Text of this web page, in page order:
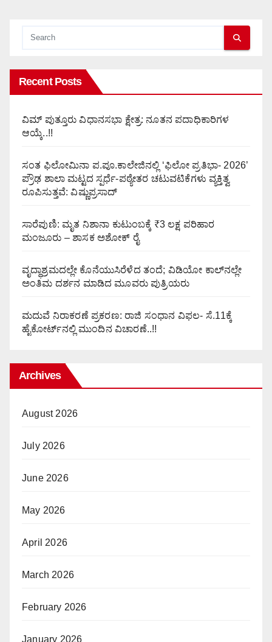
Recent Posts
ವಿಮ್ ಪುತ್ತೂರು ವಿಧಾನಸಭಾ ಕ್ಷೇತ್ರ: ನೂತನ ಪದಾಧಿಕಾರಿಗಳ
ಆಯ್ಕೆ..!!
ಸಂತ ಫಿಲೋಮಿನಾ ಪ.ಪೂ.ಕಾಲೇಜಿನಲ್ಲಿ ‘ಫಿಲೋ ಪ್ರತಿಭಾ- 2026’
ಪ್ರೌಢ ಶಾಲಾ ಮಟ್ಟದ ಸ್ಪರ್ಧೆ-ಪಠ್ಯೇತರ ಚಟುವಟಿಕೆಗಳು ವ್ಯಕ್ತಿತ್ವ
ರೂಪಿಸುತ್ತವೆ: ವಿಷ್ಣುಪ್ರಸಾದ್
ಸಾರೆಪುಣಿ: ಮೃತ ನಿಶಾನಾ ಕುಟುಂಬಕ್ಕೆ ₹3 ಲಕ್ಷ ಪರಿಹಾರ
ಮಂಜೂರು – ಶಾಸಕ ಅಶೋಕ್ ರೈ
ವೃದ್ಧಾಶ್ರಮದಲ್ಲೇ ಕೊನೆಯುಸಿರೆಳೆದ ತಂದೆ; ವಿಡಿಯೋ ಕಾಲ್‌ನಲ್ಲೇ
ಅಂತಿಮ ದರ್ಶನ ಮಾಡಿದ ಮೂವರು ಪುತ್ರಿಯರು
ಮದುವೆ ನಿರಾಕರಣೆ ಪ್ರಕರಣ: ರಾಜಿ ಸಂಧಾನ ವಿಫಲ- ಸೆ.11ಕ್ಕೆ
ಹೈಕೋರ್ಟ್‌ನಲ್ಲಿ ಮುಂದಿನ ವಿಚಾರಣೆ..!!
Archives
August 2026
July 2026
June 2026
May 2026
April 2026
March 2026
February 2026
January 2026